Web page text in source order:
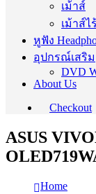
เม้าส์
เม้าส์ไ
หูฟัง
อุปกรณ์เสริม
DVD
About Us
Checkout
ASUS
Home